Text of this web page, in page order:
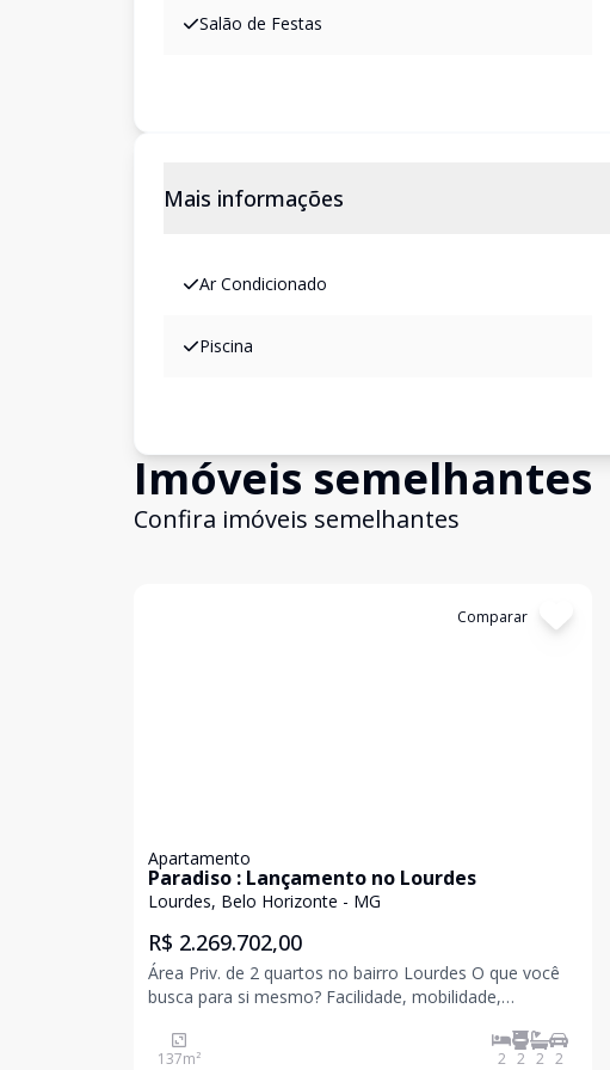
Salão de Festas
Mais informações
Ar Condicionado
Piscina
Imóveis semelhantes
Confira imóveis semelhantes
Comparar
Apartamento
Paradiso : Lançamento no Lourdes
Lourdes, Belo Horizonte - MG
R$ 2.269.702,00
Área Priv. de 2 quartos no bairro Lourdes O que você
busca para si mesmo? Facilidade, mobilidade,
diversão, lazer, segurança, requinte e prestígio? Se
137m² 2 2 2 2